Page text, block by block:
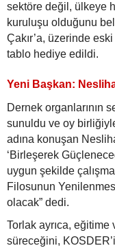
sektöre değil, ülkeye
kuruluşu olduğunu
Çakır’a, üzerinde
tablo hediye edildi.
Yeni Başkan:
Dernek organlarının
sunuldu ve oy
adına konuşan
‘Birleşerek
uygun şekilde
Filosunun
olacak” dedi.
Torlak ayrıca,
süreceğini,